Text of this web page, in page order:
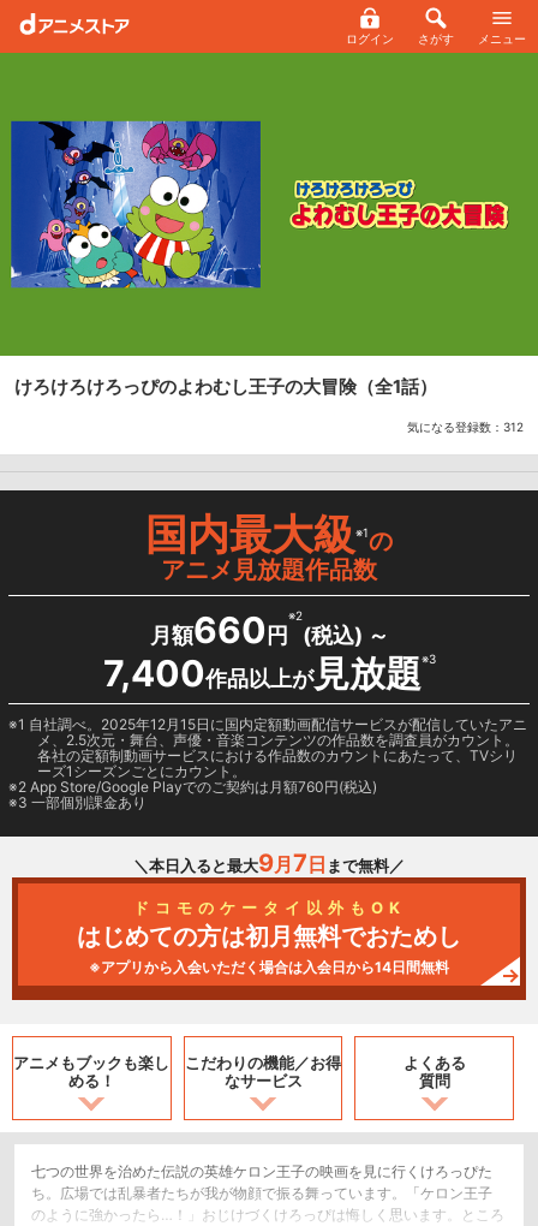
ログイン さがす メニュー
けろけろけろっぴのよわむし王子の大冒険（全1話）
気になる登録数： 312
国内最大級※1の
アニメ見放題作品数
月額660 円
※2
(税込) ～
7,400作品以上が見放題※3
1 自社調べ。2025年12月15日に国内定額動画配信サービスが配信していたアニ
メ、2.5次元・舞台、声優・音楽コンテンツの作品数を調査員がカウント。
各社の定額制動画サービスにおける作品数のカウントにあたって、TVシリ
ーズ1シーズンごとにカウント。
2 App Store/Google Playでのご契約は月額760円(税込)
3 一部個別課金あり
＼本日入ると最大9月 7 日 まで無料／
ドコモのケータイ以外もOK
はじめての方は初月無料でおためし
※アプリから入会いただく場合は入会日から14日間無料
アニメもブックも楽し
める！
こだわりの機能／お得
なサービス
よくある
質問
七つの世界を治めた伝説の英雄ケロン王子の映画を見に行くけろっぴた
ち。広場では乱暴者たちが我が物顔で振る舞っています。「ケロン王子
のように強かったら…！」おじけづくけろっぴは悔しく思います。ところ